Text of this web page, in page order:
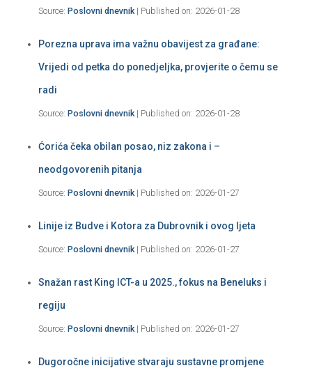
Source: Poslovni dnevnik Published on: 2026-01-28
Porezna uprava ima važnu obavijest za građane:
Vrijedi od petka do ponedjeljka, provjerite o čemu se
radi
Source: Poslovni dnevnik Published on: 2026-01-28
Ćorića čeka obilan posao, niz zakona i –
neodgovorenih pitanja
Source: Poslovni dnevnik Published on: 2026-01-27
Linije iz Budve i Kotora za Dubrovnik i ovog ljeta
Source: Poslovni dnevnik Published on: 2026-01-27
Snažan rast King ICT-a u 2025., fokus na Beneluks i
regiju
Source: Poslovni dnevnik Published on: 2026-01-27
Dugoročne inicijative stvaraju sustavne promjene